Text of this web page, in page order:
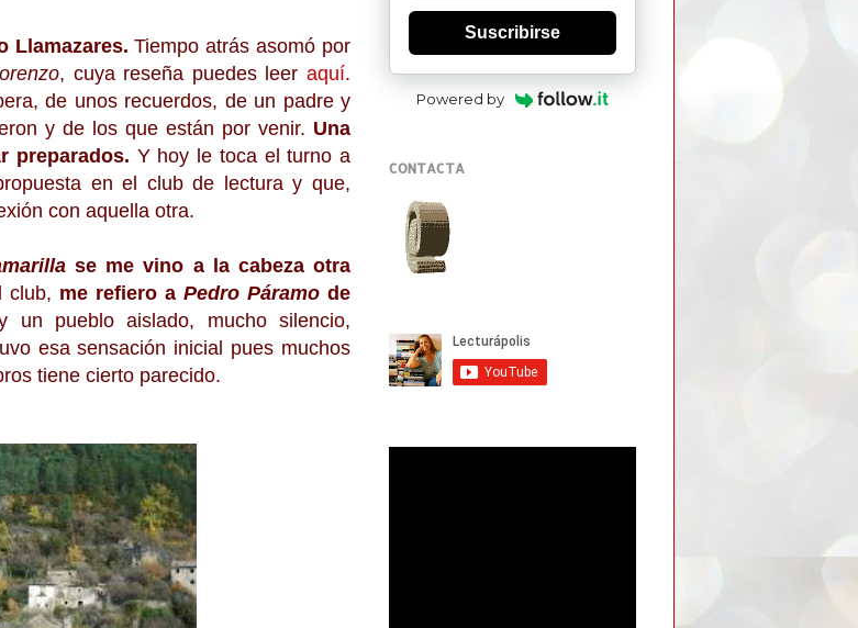
Llamazares. Tiempo atrás asomó por
, cuya reseña puedes leeraquí.
de unos recuerdos, de un padre y
y de los que están por venir. Una
preparados. Y hoy le toca el turno a
en el club de lectura y que,
con aquella otra.
se me vino a la cabeza otra
club, me refiero a Pedro Páramo de
un pueblo aislado, mucho silencio,
esa sensación inicial pues muchos
tiene cierto parecido.
Suscribirse
Powered by
CONTACTA